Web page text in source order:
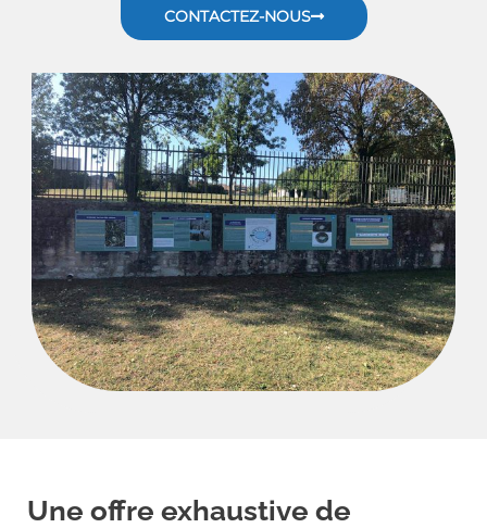
CONTACTEZ-NOUS
Une offre exhaustive de